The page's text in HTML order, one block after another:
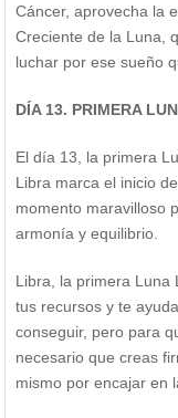
Cáncer, aprovecha la
Creciente de la Luna,
luchar por ese sueño
DÍA 13. PRIMERA
El día 13, la primera
Libra marca el inicio
momento maravilloso
armonía y equilibrio.
Libra, la primera Luna
tus recursos y te
conseguir, pero para
necesario que creas
mismo por encajar en